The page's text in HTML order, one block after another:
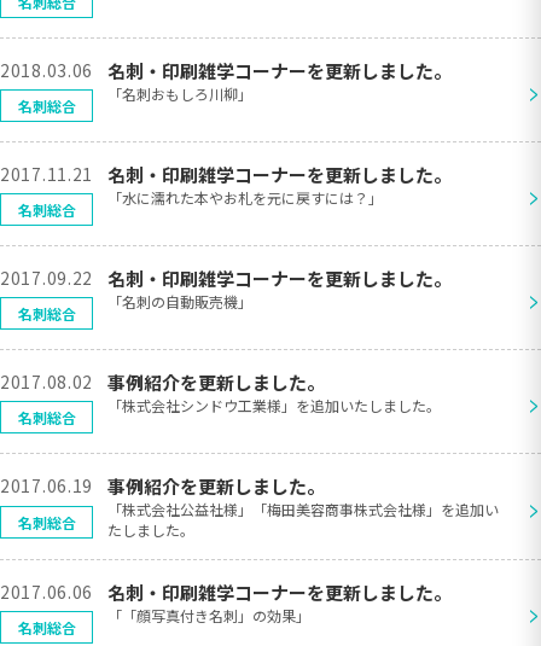
2018.03.06 名刺・印刷雑学コーナーを更新しました。
「名刺おもしろ川柳」 >
名刺総合
2017.11.21 名刺・印刷雑学コーナーを更新しました。
「水に濡れた本やお札を元に戻すには？」 >
名刺総合
2017.09.22 名刺・印刷雑学コーナーを更新しました。
「名刺の自動販売機」 >
名刺総合
2017.08.02 事例紹介を更新しました。
「株式会社シンドウ工業様」を追加いたしました。 >
名刺総合
2017.06.19 事例紹介を更新しました。
「株式会社公益社様」「梅田美容商事株式会社様」を追加い
たしました。
>
名刺総合
2017.06.06 名刺・印刷雑学コーナーを更新しました。
「「顔写真付き名刺」の効果」 >
名刺総合